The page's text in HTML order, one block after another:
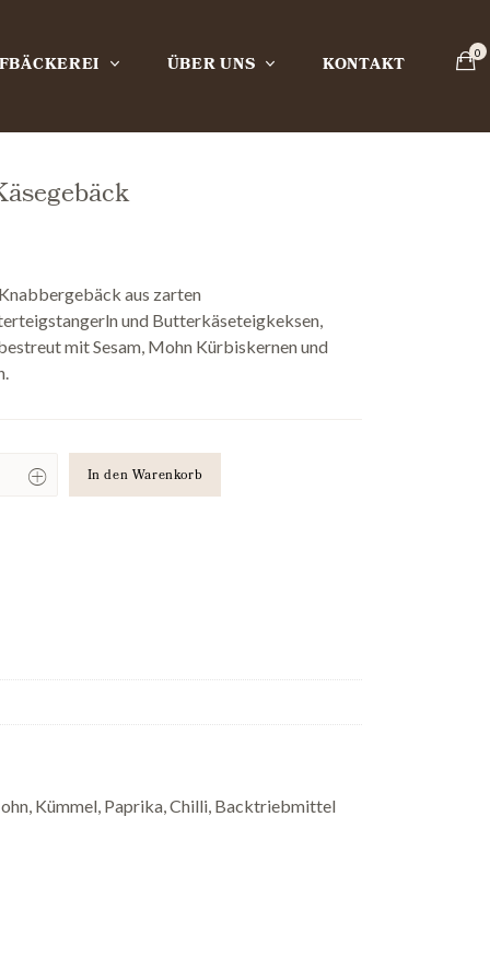
ÜBER UNS KONTAKT
aus zarten
und Butterkäseteigkeksen,
mit Sesam, Mohn Kürbiskernen und
In den Warenkorb
Kümmel, Paprika, Chilli, Backtriebmittel